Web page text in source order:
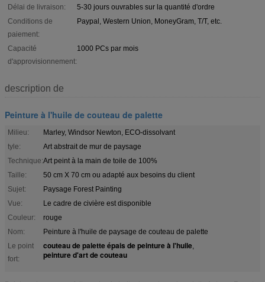
Délai de livraison:
5-30 jours ouvrables sur la quantité d'ordre
Conditions de
paiement:
Paypal, Western Union, MoneyGram, T/T, etc.
Capacité
d'approvisionnement:
1000 PCs par mois
description de
Peinture à l'huile de couteau de palette
Milieu:
Marley, Windsor Newton, ECO-dissolvant
tyle:
Art abstrait de mur de paysage
Technique:Art peint à la main de toile de 100%
Taille:
50 cm X 70 cm ou adapté aux besoins du client
Sujet:
Paysage Forest Painting
Vue:
Le cadre de civière est disponible
Couleur:
rouge
Nom:
Peinture à l'huile de paysage de couteau de palette
Le point
fort:
couteau de palette épais de peinture à l'huile,
peinture d'art de couteau